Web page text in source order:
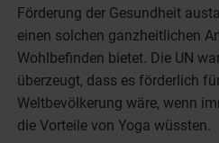
Förderung der Gesundheit
einen solchen ganzheitlichen
Wohlbefinden bietet. Die UN
überzeugt, dass es förderlich
Weltbevölkerung wäre, wenn
die Vorteile von Yoga wüssten.